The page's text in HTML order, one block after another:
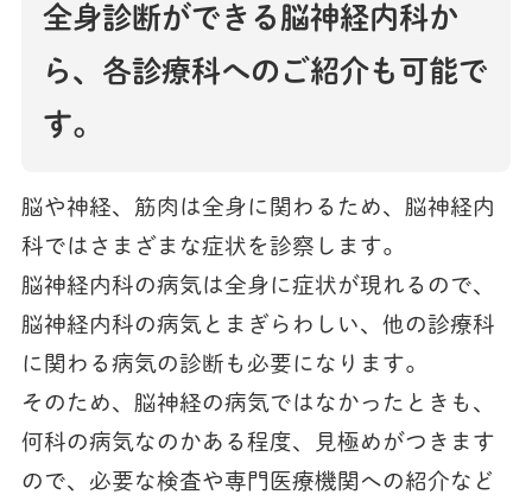
全身診断ができる脳神経内科か
ら、各診療科へのご紹介も可能で
す。
脳や神経、筋肉は全身に関わるため、脳神経内
科ではさまざまな症状を診察します。
脳神経内科の病気は全身に症状が現れるので、
脳神経内科の病気とまぎらわしい、他の診療科
に関わる病気の診断も必要になります。
そのため、脳神経の病気ではなかったときも、
何科の病気なのかある程度、見極めがつきます
ので、必要な検査や専門医療機関への紹介など